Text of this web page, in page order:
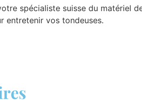
spécialiste suisse du matériel
entretenir vos tondeuses.